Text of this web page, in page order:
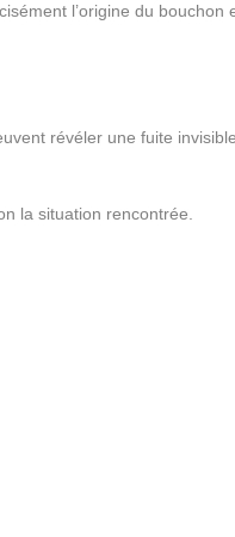
l’origine du bouchon
révéler une fuite
la situation rencontrée.